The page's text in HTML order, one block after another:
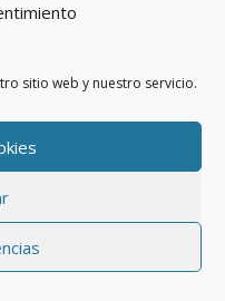
sitio web y nuestro servicio.